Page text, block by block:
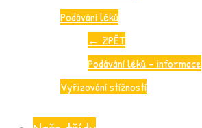
Podávání léků
← ZPĚT
Podávání léků – informace
Vyřizování stížností